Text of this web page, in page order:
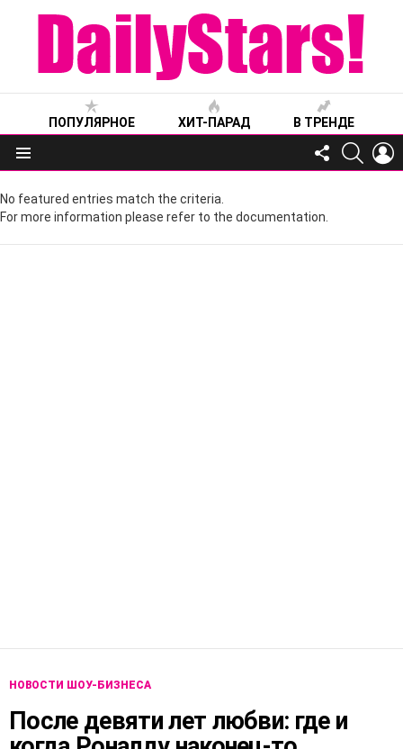
ПОПУЛЯРНОЕ ХИТ-ПАРАД В ТРЕНДЕ
Меню
FOLLOW
US
No featured entries match the criteria.
For more information please refer to the documentation.
НОВОСТИ ШОУ-БИЗНЕСА
После девяти лет любви: где и